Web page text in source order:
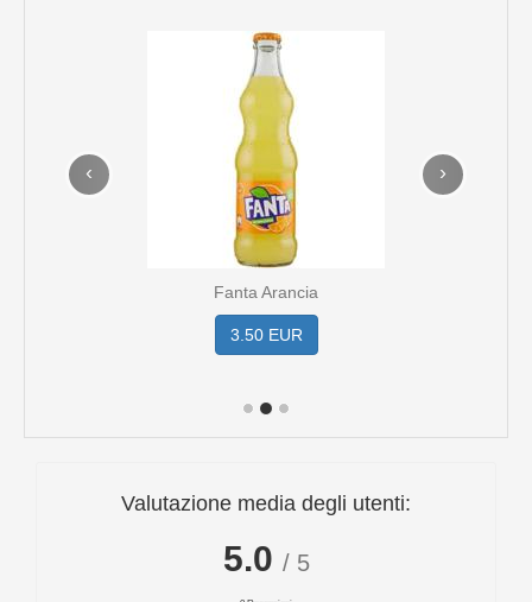
Fanta Arancia
3.50 EUR
‹ ›
Valutazione media degli utenti:
5.0 / 5